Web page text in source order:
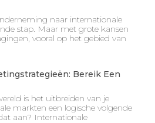
naar internationale
stap. Maar met grote kansen
vooral op het gebied van
Bereik Een
is het uitbreiden van je
markten een logische volgende
aan? Internationale